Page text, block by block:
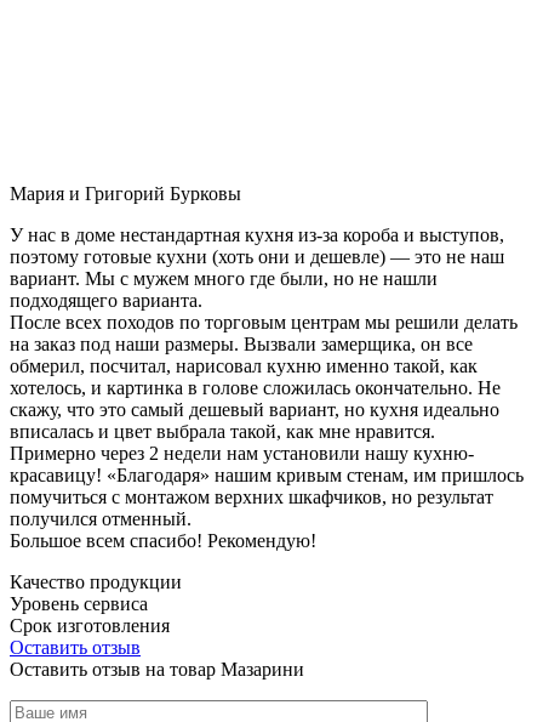
Мария и Григорий Бурковы
У нас в доме нестандартная кухня из-за короба и выступов,
поэтому готовые кухни (хоть они и дешевле) — это не наш
вариант. Мы с мужем много где были, но не нашли
подходящего варианта.
После всех походов по торговым центрам мы решили делать
на заказ под наши размеры. Вызвали замерщика, он все
обмерил, посчитал, нарисовал кухню именно такой, как
хотелось, и картинка в голове сложилась окончательно. Не
скажу, что это самый дешевый вариант, но кухня идеально
вписалась и цвет выбрала такой, как мне нравится.
Примерно через 2 недели нам установили нашу кухню-
красавицу! «Благодаря» нашим кривым стенам, им пришлось
помучиться с монтажом верхних шкафчиков, но результат
получился отменный.
Большое всем спасибо! Рекомендую!
Качество продукции
Уровень сервиса
Срок изготовления
Оставить отзыв
Оставить отзыв на товар Мазарини